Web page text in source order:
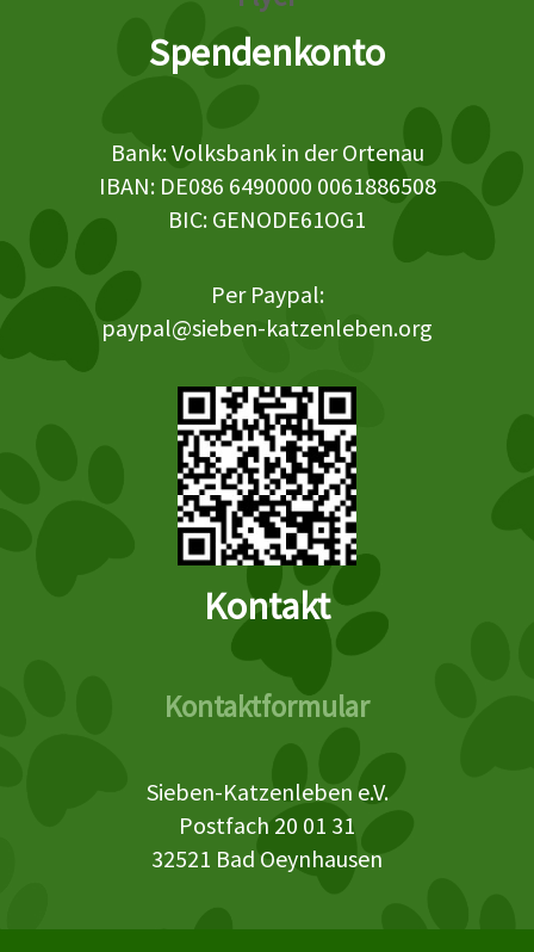
Spendenkonto
Bank: Volksbank in der Ortenau
IBAN: DE086 6490000 0061886508
BIC: GENODE61OG1
Per Paypal:
paypal@sieben-katzenleben.org
Kontakt
Kontaktformular
Sieben-Katzenleben e.V.
Postfach 20 01 31
32521 Bad Oeynhausen